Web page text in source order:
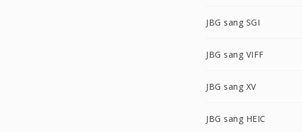
JBG sang SGI
JBG sang VIFF
JBG sang XV
JBG sang HEIC